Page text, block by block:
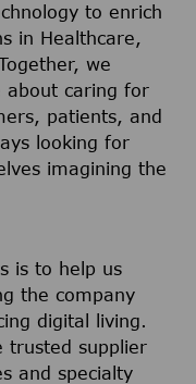
to enrich
in Healthcare,
we
about caring for
patients, and
looking for
imagining the
is to help us
the company
digital living.
trusted supplier
and specialty